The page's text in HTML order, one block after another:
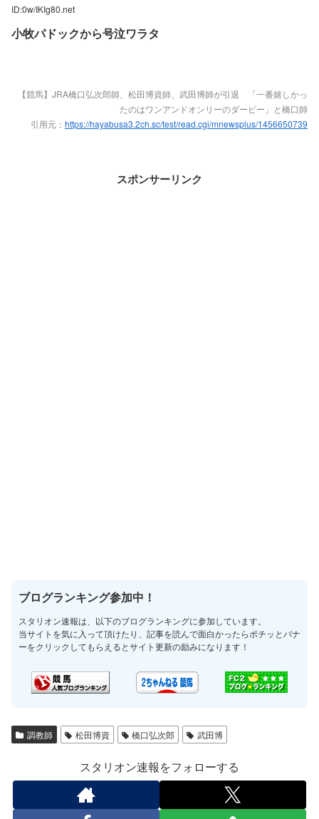
ID:0w/IKIg80.net
小牧パドックから号泣ワラタ
【競馬】JRA橋口弘次郎師、松田博資師、武田博師が引退 「一番嬉しかっ
たのはワンアンドオンリーのダービー」と橋口師
引用元： https://hayabusa3.2ch.sc/test/read.cgi/mnewsplus/1456650739
スポンサーリンク
ブログランキング参加中！
スタリオン速報は、以下のブログランキングに参加しています。
当サイトを気に入って頂けたり、記事を読んで面白かったらポチッとバナ
ーをクリックしてもらえるとサイト更新の励みになります！
調教師 松田博資 橋口弘次郎 武田博
スタリオン速報をフォローする